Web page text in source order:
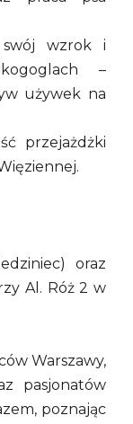
swój wzrok i
–
używek na
przejażdżki
oraz
Al. Róż 2 w
Warszawy,
pasjonatów
poznając